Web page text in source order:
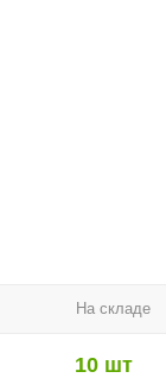
На складе
10 шт